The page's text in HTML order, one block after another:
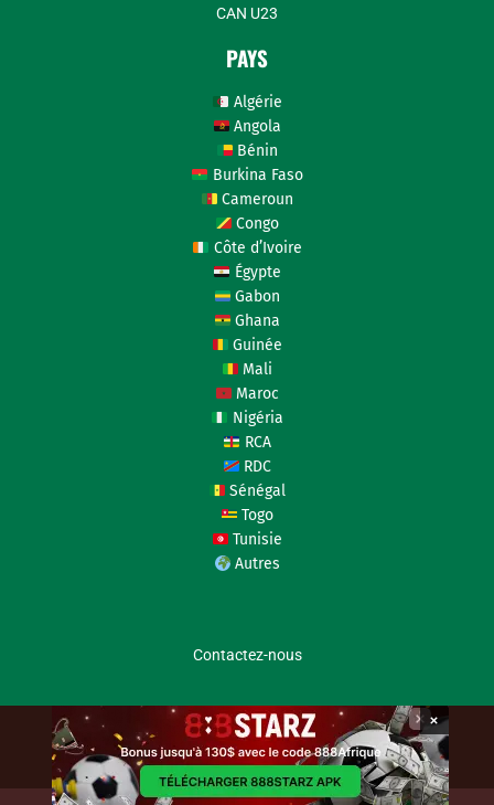
CAN U23
PAYS
Algérie
Angola
Bénin
Burkina Faso
Cameroun
Congo
Côte d’Ivoire
Égypte
Gabon
Ghana
Guinée
Mali
Maroc
Nigéria
RCA
RDC
Sénégal
Togo
Tunisie
Autres
Contactez-nous
coupedafriquedesnations.com © 2026 ×